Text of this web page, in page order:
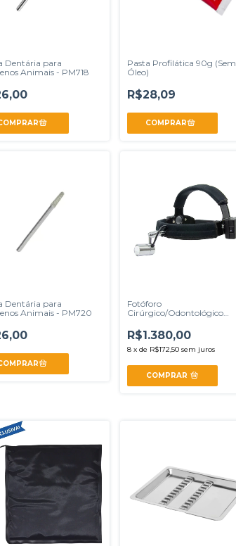
Dentária para
Animais - PM718
Pasta Profilática 90g (Sem
Óleo)
R$28,09
Dentária para
Animais - PM720
Fotóforo
Cirúrgico/Odontológico
R$1.380,00
8 xde R$172,50 sem juros
COMPRAR